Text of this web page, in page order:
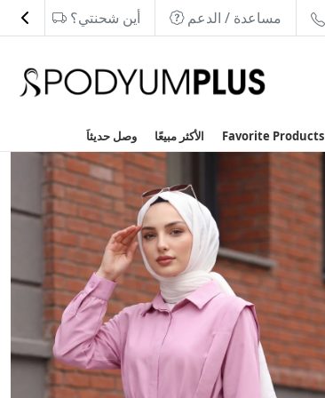
أين شحنتي؟ مساعدة / الدعم
وصل حديثاَ الأكثر مبيعًا Favorite Products